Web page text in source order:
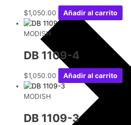
$1,050.00 Añadir al carrito
MODISH
DB 1109-4
$1,050.00 Añadir al carrito
MODISH
DB 1109-3